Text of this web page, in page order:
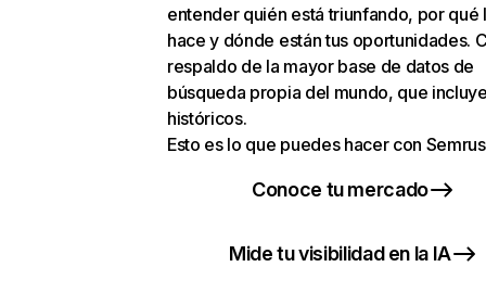
entender quién está triunfando, por qué
hace y dónde están tus oportunidades.
respaldo de la mayor base de datos de
búsqueda propia del mundo, que
históricos.
Esto es lo que puedes hacer con
Conoce tu mercado
Mide tu visibilidad en la IA